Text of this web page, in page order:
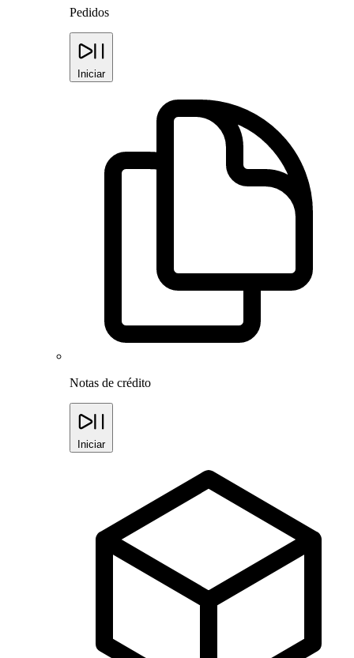
Pedidos
Iniciar
Notas de crédito
Iniciar